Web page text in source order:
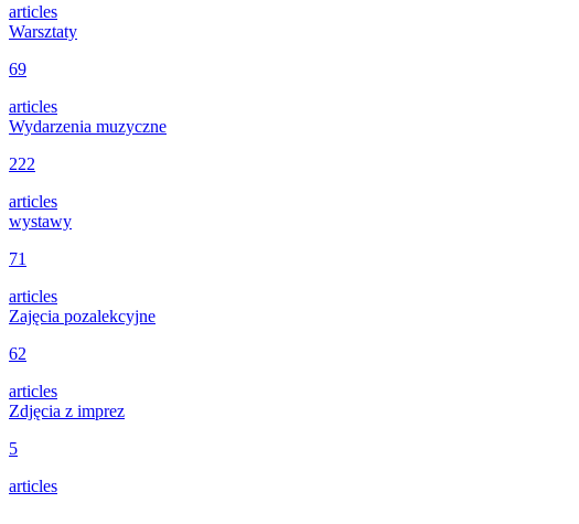
articles
Warsztaty
69
articles
Wydarzenia muzyczne
222
articles
wystawy
71
articles
Zajęcia pozalekcyjne
62
articles
Zdjęcia z imprez
5
articles